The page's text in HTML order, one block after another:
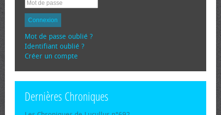
Connexion
Mot de passe oublié ?
Identifiant oublié ?
Créer un compte
Dernières Chroniques